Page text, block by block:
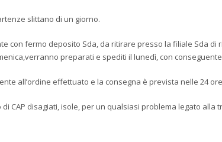
slittano di un giorno.
con fermo deposito Sda, da ritirare presso la filiale Sda di
preparati e spediti il lunedì, con
all’ordine effettuato e la consegna è prevista nelle 24
CAP disagiati, isole, per un qualsiasi problema legato